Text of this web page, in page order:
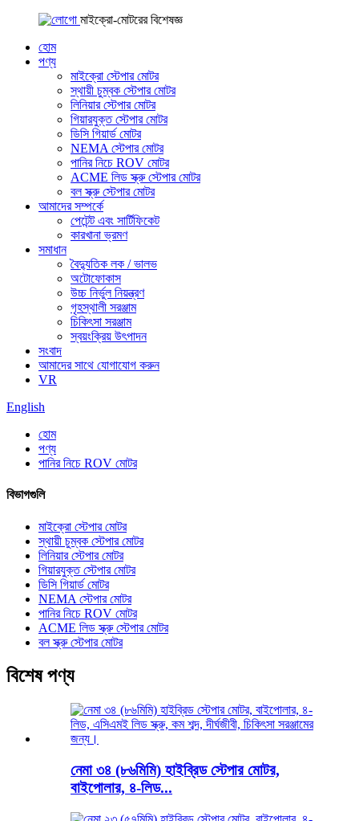
মাইক্রো-মোটরের বিশেষজ্ঞ
হোম
পণ্য
মাইক্রো স্টেপার মোটর
স্থায়ী চুম্বক স্টেপার মোটর
লিনিয়ার স্টেপার মোটর
গিয়ারযুক্ত স্টেপার মোটর
ডিসি গিয়ার্ড মোটর
NEMA স্টেপার মোটর
পানির নিচে ROV মোটর
ACME লিড স্ক্রু স্টেপার মোটর
বল স্ক্রু স্টেপার মোটর
আমাদের সম্পর্কে
পেটেন্ট এবং সার্টিফিকেট
কারখানা ভ্রমণ
সমাধান
বৈদ্যুতিক লক / ভালভ
অটোফোকাস
উচ্চ নির্ভুল নিয়ন্ত্রণ
গৃহস্থালী সরঞ্জাম
চিকিৎসা সরঞ্জাম
স্বয়ংক্রিয় উৎপাদন
সংবাদ
আমাদের সাথে যোগাযোগ করুন
VR
English
হোম
পণ্য
পানির নিচে ROV মোটর
বিভাগগুলি
মাইক্রো স্টেপার মোটর
স্থায়ী চুম্বক স্টেপার মোটর
লিনিয়ার স্টেপার মোটর
গিয়ারযুক্ত স্টেপার মোটর
ডিসি গিয়ার্ড মোটর
NEMA স্টেপার মোটর
পানির নিচে ROV মোটর
ACME লিড স্ক্রু স্টেপার মোটর
বল স্ক্রু স্টেপার মোটর
বিশেষ পণ্য
নেমা ৩৪ (৮৬মিমি) হাইব্রিড স্টেপার মোটর,
বাইপোলার, ৪-লিড...